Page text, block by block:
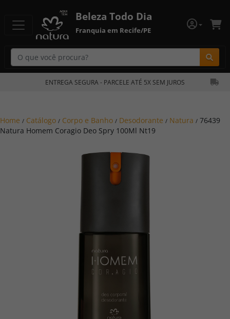
Beleza Todo Dia
Franquia em Recife/PE
ENTREGA SEGURA - PARCELE ATÉ 5X SEM JUROS
Home / Catálogo / Corpo e Banho / Desodorante / Natura / 76439
Natura Homem Coragio Deo Spry 100Ml Nt19